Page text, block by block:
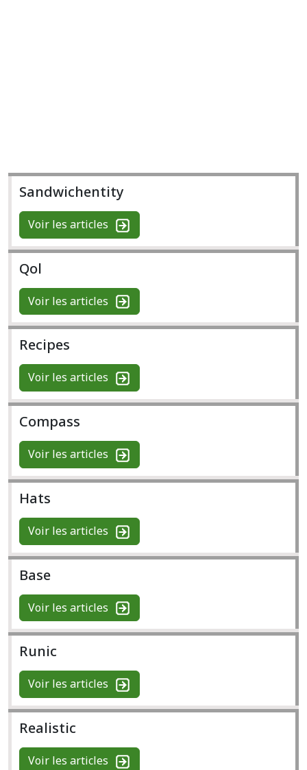
Sandwichentity
Voir les articles
Qol
Voir les articles
Recipes
Voir les articles
Compass
Voir les articles
Hats
Voir les articles
Base
Voir les articles
Runic
Voir les articles
Realistic
Voir les articles